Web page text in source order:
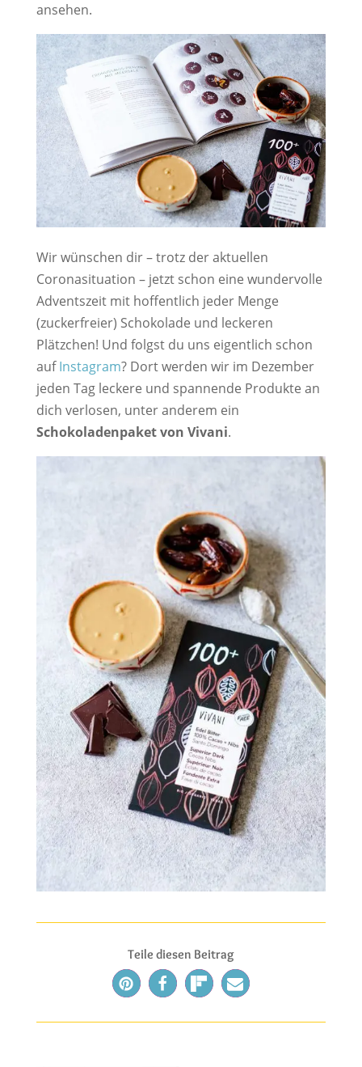
ansehen.
Wir wünschen dir – trotz der aktuellen
Coronasituation – jetzt schon eine wundervolle
Adventszeit mit hoffentlich jeder Menge
(zuckerfreier) Schokolade und leckeren
Plätzchen! Und folgst du uns eigentlich schon
aufInstagram? Dort werden wir im Dezember
jeden Tag leckere und spannende Produkte an
dich verlosen, unter anderem ein
Schokoladenpaket von Vivani.
Teile diesen Beitrag